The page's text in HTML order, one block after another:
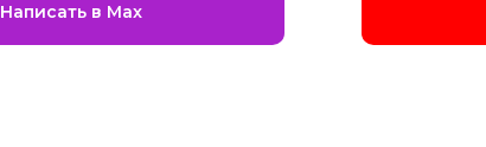
Написать в Max